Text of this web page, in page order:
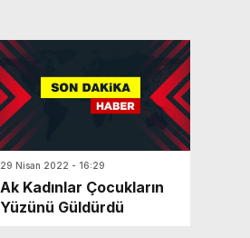
29 Nisan 2022 - 16:29
Ak Kadınlar Çocukların
Yüzünü Güldürdü